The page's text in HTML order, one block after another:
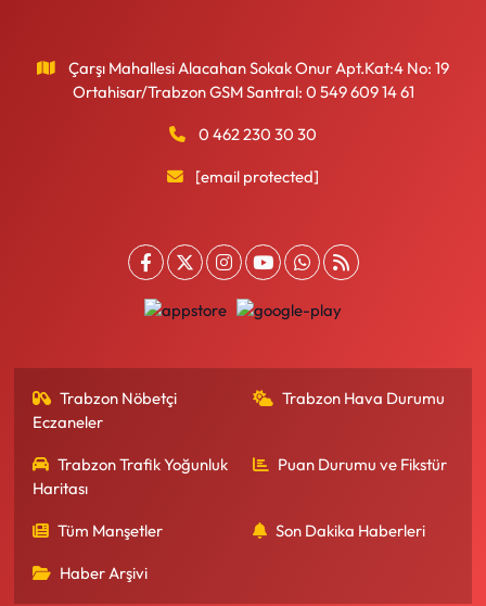
Çarşı Mahallesi Alacahan Sokak Onur Apt.Kat:4 No: 19
Ortahisar/Trabzon GSM Santral: 0 549 609 14 61
0 462 230 30 30
[email protected]
Trabzon Nöbetçi
Eczaneler
Trabzon Hava Durumu
Trabzon Trafik Yoğunluk
Haritası
Puan Durumu ve Fikstür
Tüm Manşetler Son Dakika Haberleri
Haber Arşivi